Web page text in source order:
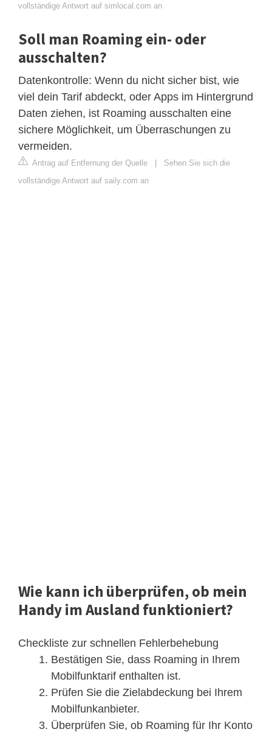
vollständige Antwort auf simlocal.com an
Soll man Roaming ein- oder
ausschalten?
Datenkontrolle: Wenn du nicht sicher bist, wie
viel dein Tarif abdeckt, oder Apps im Hintergrund
Daten ziehen, ist Roaming ausschalten eine
sichere Möglichkeit, um Überraschungen zu
vermeiden.
Antrag auf Entfernung der Quelle | Sehen Sie sich die
vollständige Antwort auf saily.com an
Wie kann ich überprüfen, ob mein
Handy im Ausland funktioniert?
Checkliste zur schnellen Fehlerbehebung
Bestätigen Sie, dass Roaming in Ihrem
Mobilfunktarif enthalten ist.
Prüfen Sie die Zielabdeckung bei Ihrem
Mobilfunkanbieter.
Überprüfen Sie, ob Roaming für Ihr Konto